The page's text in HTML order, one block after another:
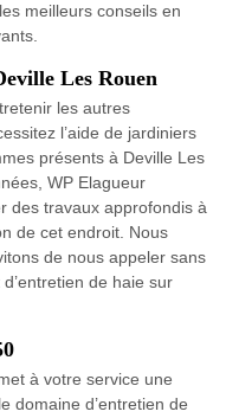
meilleurs conseils en
Les Rouen
les autres
l’aide de jardiniers
présents à Deville Les
WP Elagueur
des travaux approfondis à
de cet endroit. Nous
de nous appeler sans
de haie sur
à votre service une
domaine d’entretien de